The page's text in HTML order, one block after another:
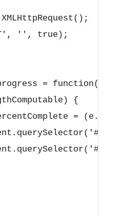
'', true);
= function(e) {
{
=